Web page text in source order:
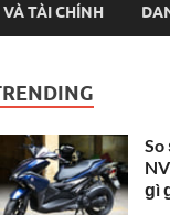
TÀI CHÍNH
So
ɡì